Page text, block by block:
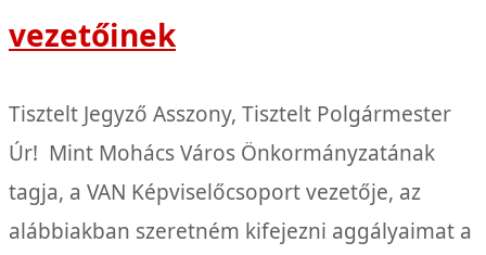
vezetőinek
Tisztelt Jegyző Asszony, Tisztelt Polgármester
Úr! Mint Mohács Város Önkormányzatának
tagja, a VAN Képviselőcsoport vezetője, az
alábbiakban szeretném kifejezni aggályaimat a